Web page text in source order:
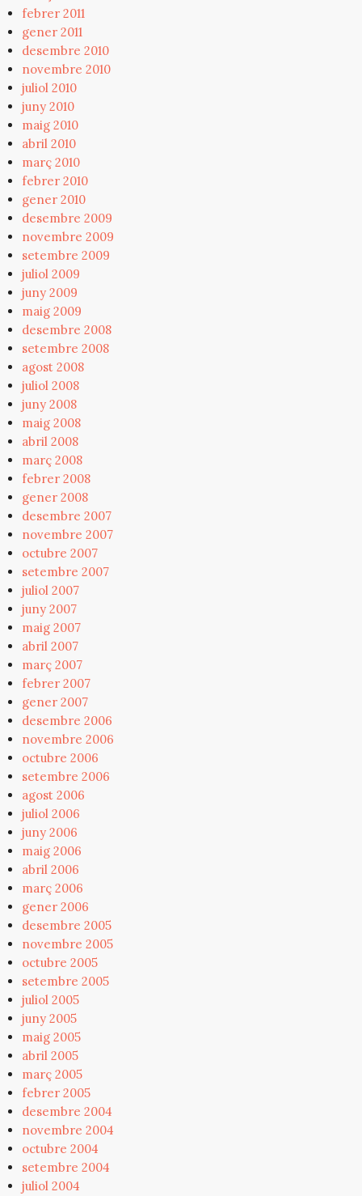
febrer 2011
gener 2011
desembre 2010
novembre 2010
juliol 2010
juny 2010
maig 2010
abril 2010
març 2010
febrer 2010
gener 2010
desembre 2009
novembre 2009
setembre 2009
juliol 2009
juny 2009
maig 2009
desembre 2008
setembre 2008
agost 2008
juliol 2008
juny 2008
maig 2008
abril 2008
març 2008
febrer 2008
gener 2008
desembre 2007
novembre 2007
octubre 2007
setembre 2007
juliol 2007
juny 2007
maig 2007
abril 2007
març 2007
febrer 2007
gener 2007
desembre 2006
novembre 2006
octubre 2006
setembre 2006
agost 2006
juliol 2006
juny 2006
maig 2006
abril 2006
març 2006
gener 2006
desembre 2005
novembre 2005
octubre 2005
setembre 2005
juliol 2005
juny 2005
maig 2005
abril 2005
març 2005
febrer 2005
desembre 2004
novembre 2004
octubre 2004
setembre 2004
juliol 2004